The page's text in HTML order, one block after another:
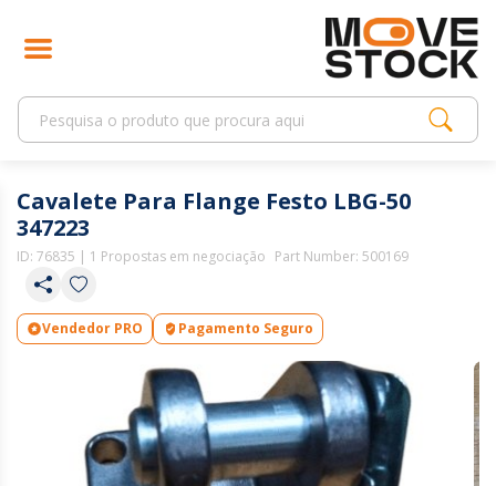
Cavalete Para Flange Festo LBG-50
347223
ID: 76835 | 1 Propostas em negociação Part Number: 500169
Vendedor PRO Pagamento Seguro